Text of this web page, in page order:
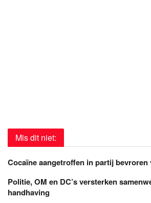
Mis dit niet:
Cocaïne aangetroffen in partij
Politie, OM en DC’s versterken
handhaving